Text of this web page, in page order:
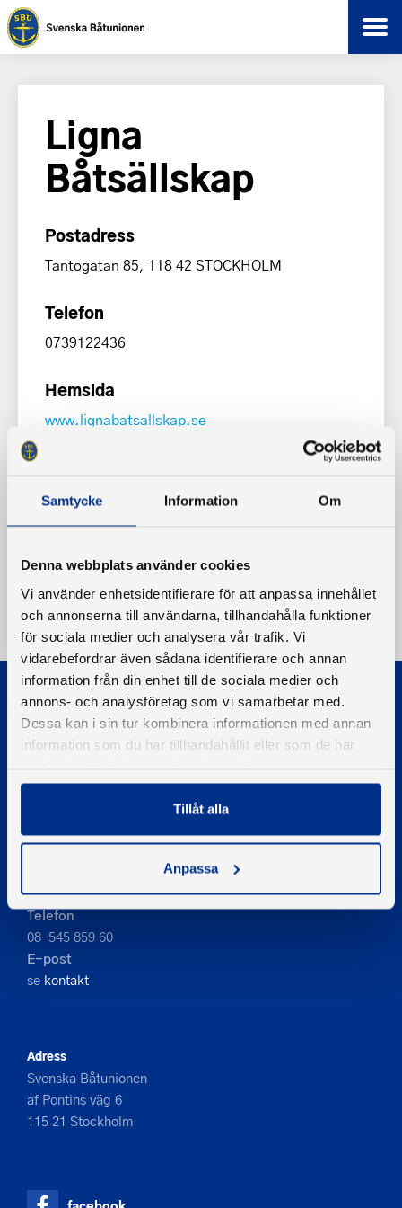
Samtycke Information Om
Denna webbplats använder cookies
Vi använder enhetsidentifierare för att anpassa innehållet
och annonserna till användarna, tillhandahålla funktioner
för sociala medier och analysera vår trafik. Vi
vidarebefordrar även sådana identifierare och annan
information från din enhet till de sociala medier och
annons- och analysföretag som vi samarbetar med.
Dessa kan i sin tur kombinera informationen med annan
information som du har tillhandahållit eller som de har
Tillåt alla
Anpassa
Ligna
Båtsällskap
Postadress
Tantogatan 85, 118 42 STOCKHOLM
Telefon
0739122436
Hemsida
www.lignabatsallskap.se
© 2026 - Svenska Båtunionen
PIGMENT WEBBYRÅ
Kontakta oss
Telefon
08-545 859 60
E-post
se kontakt
Adress
Svenska Båtunionen
af Pontins väg 6
115 21 Stockholm